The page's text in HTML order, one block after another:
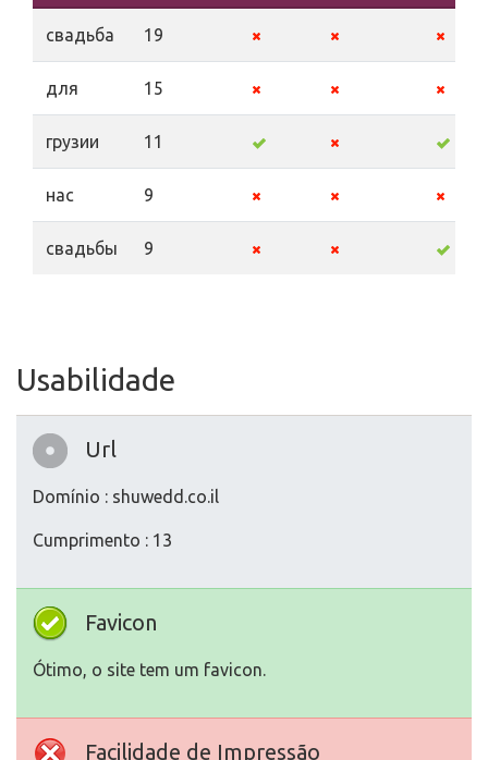
свадьба 19
для 15
грузии 11
нас 9
свадьбы 9
Usabilidade
Url
Domínio : shuwedd.co.il
Cumprimento : 13
Favicon
Ótimo, o site tem um favicon.
Facilidade de Impressão